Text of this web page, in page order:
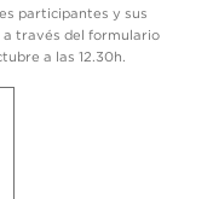
participantes y sus
a través del formulario
a las 12.30h.